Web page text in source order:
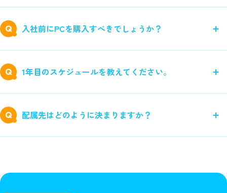
入社前にPCを購入すべきでしょうか？
1年目のスケジュールを教えてください。
配属先はどのように決まりますか？